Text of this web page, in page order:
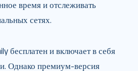
время и отслеживать
сетях.
бесплатен и включает в себя
Однако премиум-версия